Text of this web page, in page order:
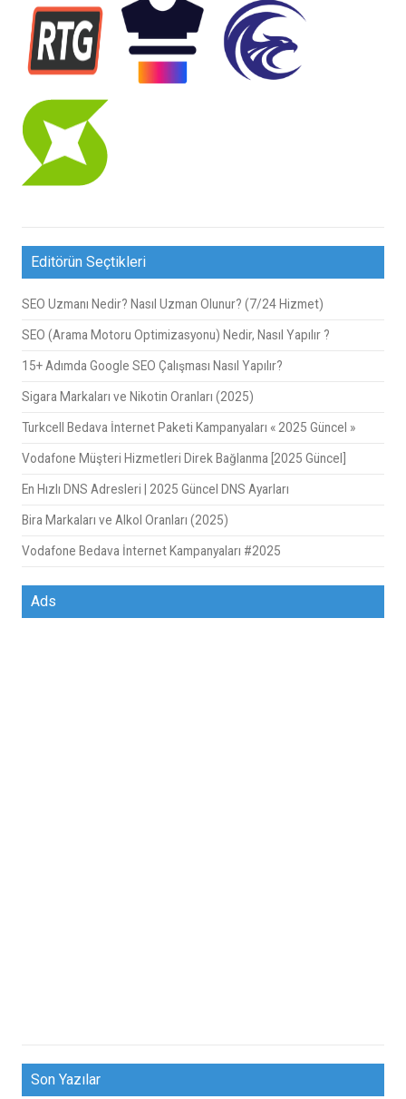
Editörün Seçtikleri
SEO Uzmanı Nedir? Nasıl Uzman Olunur? (7/24 Hizmet)
SEO (Arama Motoru Optimizasyonu) Nedir, Nasıl Yapılır ?
15+ Adımda Google SEO Çalışması Nasıl Yapılır?
Sigara Markaları ve Nikotin Oranları (2025)
Turkcell Bedava İnternet Paketi Kampanyaları « 2025 Güncel »
Vodafone Müşteri Hizmetleri Direk Bağlanma [2025 Güncel]
En Hızlı DNS Adresleri | 2025 Güncel DNS Ayarları
Bira Markaları ve Alkol Oranları (2025)
Vodafone Bedava İnternet Kampanyaları #2025
Ads
Son Yazılar